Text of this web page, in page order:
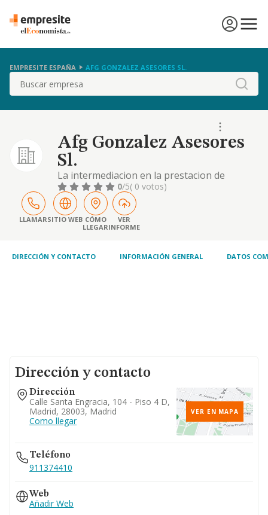
EMPRESITE ESPAÑA AFG GONZALEZ ASESORES SL.
Buscar
Afg Gonzalez Asesores
Sl.
La intermediacion en la prestacion de
servicios de asesoria y gestion fiscal,
economico-financiera, contable, tributaria,
administrativa y de cualquier otra indole a
toda clase de personas, tanto fisicas como
juridicas y la realizacion de estudios por
0/5( 0 votos)
LLAMARSITIO WEB CÓMO
LLEGAR
VER
INFORME
DIRECCIÓN Y CONTACTO INFORMACIÓN GENERAL DATOS
Dirección y contacto
Dirección
Calle Santa Engracia, 104 - Piso 4 D,
Madrid, 28003, Madrid
Como llegar
VER EN MAPA
Teléfono
911374410
Web
Añadir Web